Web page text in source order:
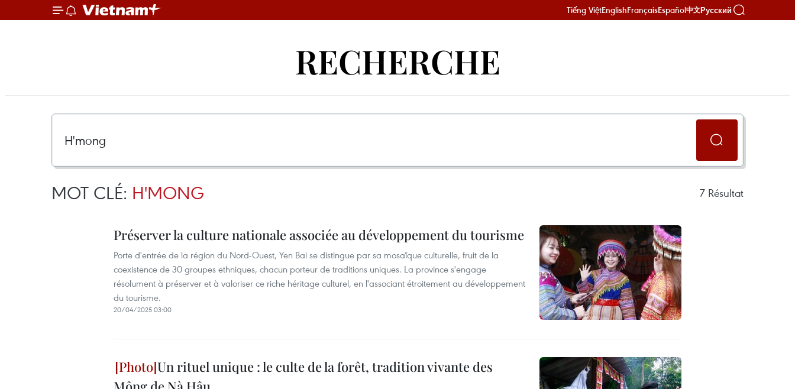
Tiếng ViệtEnglishFrançaisEspañol中文Русский
RECHERCHE
MOT CLÉ: H'MONG 7 Résultat
Préserver la culture nationale associée au développement du tourisme
Porte d'entrée de la région du Nord-Ouest, Yen Bai se distingue par sa mosaïque culturelle, fruit de la
coexistence de 30 groupes ethniques, chacun porteur de traditions uniques. La province s'engage
résolument à préserver et à valoriser ce riche héritage culturel, en l'associant étroitement au développement
du tourisme.
20/04/2025 03:00
Un rituel unique : le culte de la forêt, tradition vivante des